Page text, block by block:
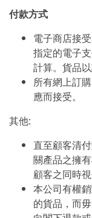
付款方式
電子商店接
指定的電子
計算。貨品
所有網上訂
應而接受。
其他:
直至顧客清
關產品之擁
顧客之同時
本公司有權
的貨品，而